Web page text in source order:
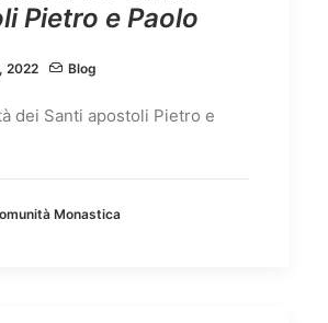
Pietro e Paolo
2022 Blog
dei Santi apostoli Pietro e
Monastica